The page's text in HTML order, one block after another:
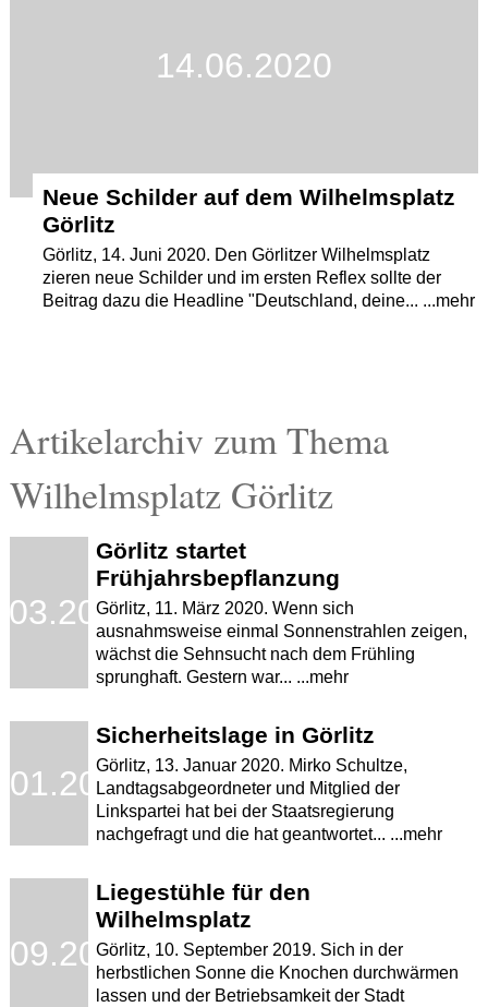
14.06.2020
Neue Schilder auf dem Wilhelmsplatz
Görlitz
Görlitz, 14. Juni 2020. Den Görlitzer Wilhelmsplatz
zieren neue Schilder und im ersten Reflex sollte der
Beitrag dazu die Headline "Deutschland, deine... ...mehr
Artikelarchiv zum Thema
Wilhelmsplatz Görlitz
Görlitz startet
Frühjahrsbepflanzung
Görlitz, 11. März 2020. Wenn sich
ausnahmsweise einmal Sonnenstrahlen zeigen,
wächst die Sehnsucht nach dem Frühling
sprunghaft. Gestern war... ...mehr
Sicherheitslage in Görlitz
Görlitz, 13. Januar 2020. Mirko Schultze,
Landtagsabgeordneter und Mitglied der
Linkspartei hat bei der Staatsregierung
nachgefragt und die hat geantwortet... ...mehr
Liegestühle für den
Wilhelmsplatz
Görlitz, 10. September 2019. Sich in der
herbstlichen Sonne die Knochen durchwärmen
lassen und der Betriebsamkeit der Stadt